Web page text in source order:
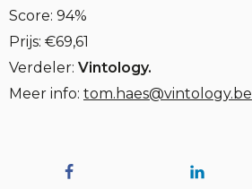
Score: 94%
Prijs: €69,61
Verdeler: Vintology.
Meer info: tom.haes@vintology.be